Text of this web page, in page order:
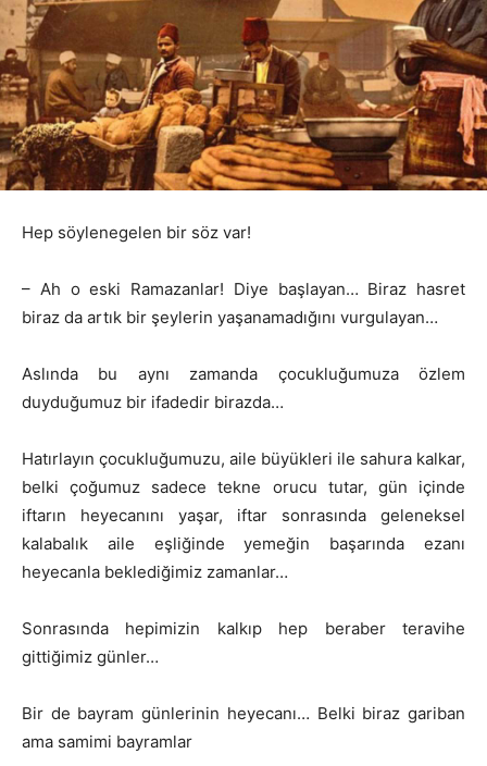
Hep söylenegelen bir söz var!
– Ah o eski Ramazanlar! Diye başlayan… Biraz hasret
biraz da artık bir şeylerin yaşanamadığını vurgulayan…
Aslında bu aynı zamanda çocukluğumuza özlem
duyduğumuz bir ifadedir birazda…
Hatırlayın çocukluğumuzu, aile büyükleri ile sahura kalkar,
belki çoğumuz sadece tekne orucu tutar, gün içinde
iftarın heyecanını yaşar, iftar sonrasında geleneksel
kalabalık aile eşliğinde yemeğin başarında ezanı
heyecanla beklediğimiz zamanlar…
Sonrasında hepimizin kalkıp hep beraber teravihe
gittiğimiz günler…
Bir de bayram günlerinin heyecanı… Belki biraz gariban
ama samimi bayramlar